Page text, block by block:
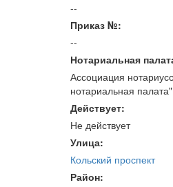
--
Приказ №:
--
Нотариальная
Ассоциация
нотариальная палата"
Действует:
Не действует
Улица:
Кольский проспект
Район: